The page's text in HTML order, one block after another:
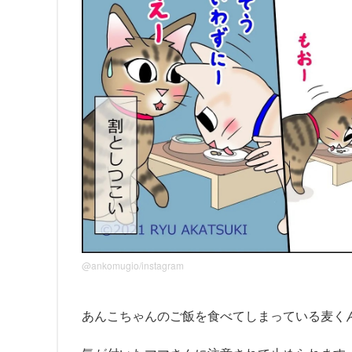
@ankomugio/instagram
あんこちゃんのご飯を食べてしまっている麦く